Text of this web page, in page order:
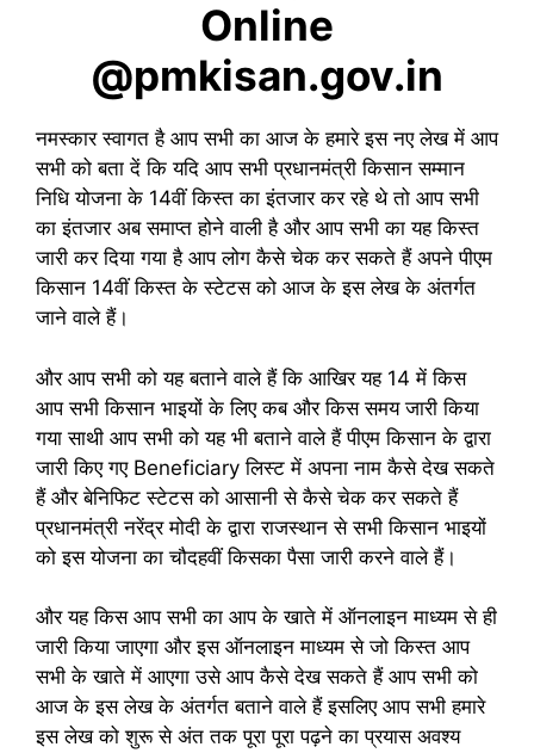
Online
@pmkisan.gov.in
नमस्कार स्वागत है आप सभी का आज के हमारे इस नए लेख में आप
सभी को बता दें कि यदि आप सभी प्रधानमंत्री किसान सम्मान
निधि योजना के 14वीं किस्त का इंतजार कर रहे थे तो आप सभी
का इंतजार अब समाप्त होने वाली है और आप सभी का यह किस्त
जारी कर दिया गया है आप लोग कैसे चेक कर सकते हैं अपने पीएम
किसान 14वीं किस्त के स्टेटस को आज के इस लेख के अंतर्गत
जाने वाले हैं।
और आप सभी को यह बताने वाले हैं कि आखिर यह 14 में किस
आप सभी किसान भाइयों के लिए कब और किस समय जारी किया
गया साथी आप सभी को यह भी बताने वाले हैं पीएम किसान के द्वारा
जारी किए गए Beneficiary लिस्ट में अपना नाम कैसे देख सकते
हैं और बेनिफिट स्टेटस को आसानी से कैसे चेक कर सकते हैं
प्रधानमंत्री नरेंद्र मोदी के द्वारा राजस्थान से सभी किसान भाइयों
को इस योजना का चौदहवीं किसका पैसा जारी करने वाले हैं।
और यह किस आप सभी का आप के खाते में ऑनलाइन माध्यम से ही
जारी किया जाएगा और इस ऑनलाइन माध्यम से जो किस्त आप
सभी के खाते में आएगा उसे आप कैसे देख सकते हैं आप सभी को
आज के इस लेख के अंतर्गत बताने वाले हैं इसलिए आप सभी हमारे
इस लेख को शुरू से अंत तक पूरा पूरा पढ़ने का प्रयास अवश्य